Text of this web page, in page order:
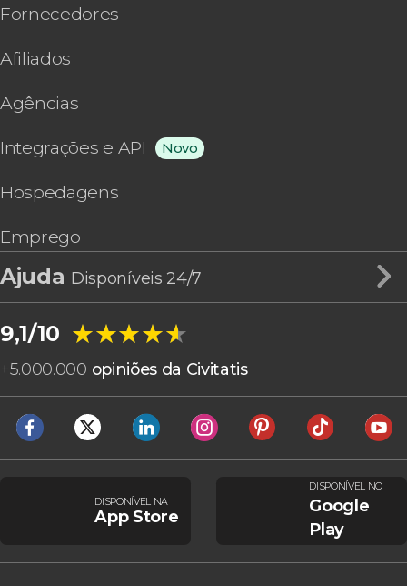
Fornecedores
Afiliados
Agências
Integrações e API Novo
Hospedagens
Emprego
Ajuda Disponíveis 24/7
9,1/10 ★★★★★
★★★★★
+5.000.000 opiniões da Civitatis
DISPONÍVEL NA
App Store
DISPONÍVEL NO
Google
Play